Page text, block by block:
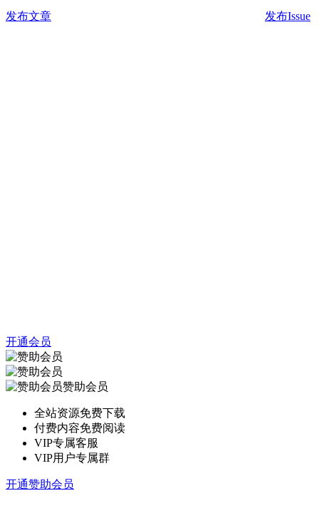
发布文章 发布Issue
开通会员
赞助会员
全站资源免费下载
付费内容免费阅读
VIP专属客服
VIP用户专属群
开通赞助会员